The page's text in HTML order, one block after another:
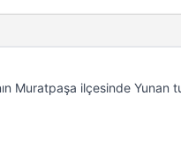
Muratpaşa ilçesinde Yunan